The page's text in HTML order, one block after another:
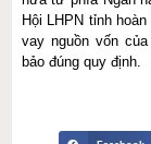
Hội LHPN tỉnh
vay nguồn vốn
bảo đúng quy định.